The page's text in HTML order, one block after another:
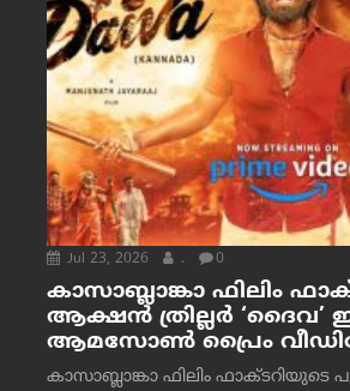
Jul 23, 2026 . 0
കാസാബ്ലാങ്കാ ഫിലിം
ആക്ഷൻ ത്രില്ലർ ‘ദൈവ’
ആമസോൺ പ്രൈം
കാസാബ്ലാങ്കാ ഫിലിം